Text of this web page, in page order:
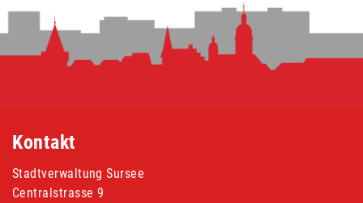
Kontakt
Stadtverwaltung Sursee
Centralstrasse 9